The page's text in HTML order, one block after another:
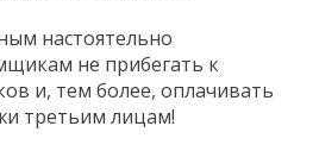
настоятельно
не прибегать к
и, тем более, оплачивать
третьим лицам!